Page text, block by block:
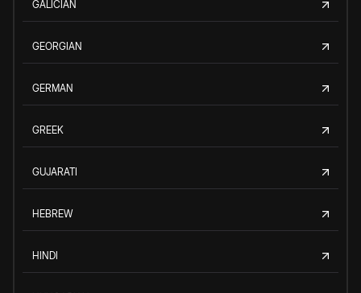
GALICIAN
GEORGIAN
GERMAN
GREEK
GUJARATI
HEBREW
HINDI